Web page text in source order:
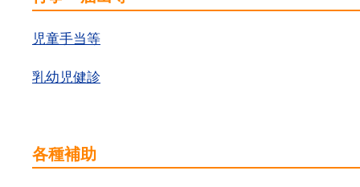
児童手当等
乳幼児健診
各種補助